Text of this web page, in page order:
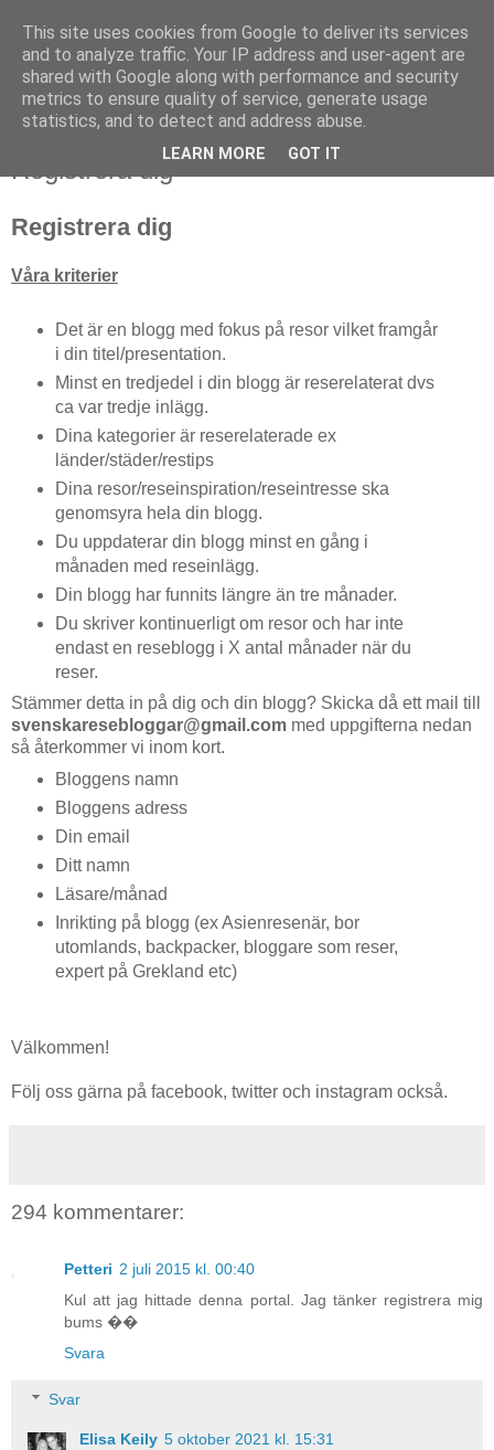
Registrera dig
Registrera dig
Våra kriterier
Det är en blogg med fokus på resor vilket framgår
i din titel/presentation.
Minst en tredjedel i din blogg är reserelaterat dvs
ca var tredje inlägg.
Dina kategorier är reserelaterade ex
länder/städer/restips
Dina resor/reseinspiration/reseintresse ska
genomsyra hela din blogg.
Du uppdaterar din blogg minst en gång i
månaden med reseinlägg.
Din blogg har funnits längre än tre månader.
Du skriver kontinuerligt om resor och har inte
endast en reseblogg i X antal månader när du
reser.
Stämmer detta in på dig och din blogg? Skicka då ett mail till
svenskaresebloggar@gmail.com med uppgifterna nedan
så återkommer vi inom kort.
Bloggens namn
Bloggens adress
Din email
Ditt namn
Läsare/månad
Inrikting på blogg (ex Asienresenär, bor
utomlands, backpacker, bloggare som reser,
expert på Grekland etc)
Välkommen!
Följ oss gärna på facebook, twitter och instagram också.
294 kommentarer:
Petteri 2 juli 2015 kl. 00:40
Kul att jag hittade denna portal. Jag tänker registrera mig
bums ��
Svara
Svar
Elisa Keily 5 oktober 2021 kl. 15:31
This site uses cookies from Google to deliver its services
and to analyze traffic. Your IP address and user-agent are
shared with Google along with performance and security
metrics to ensure quality of service, generate usage
statistics, and to detect and address abuse.
LEARN MORE GOT IT